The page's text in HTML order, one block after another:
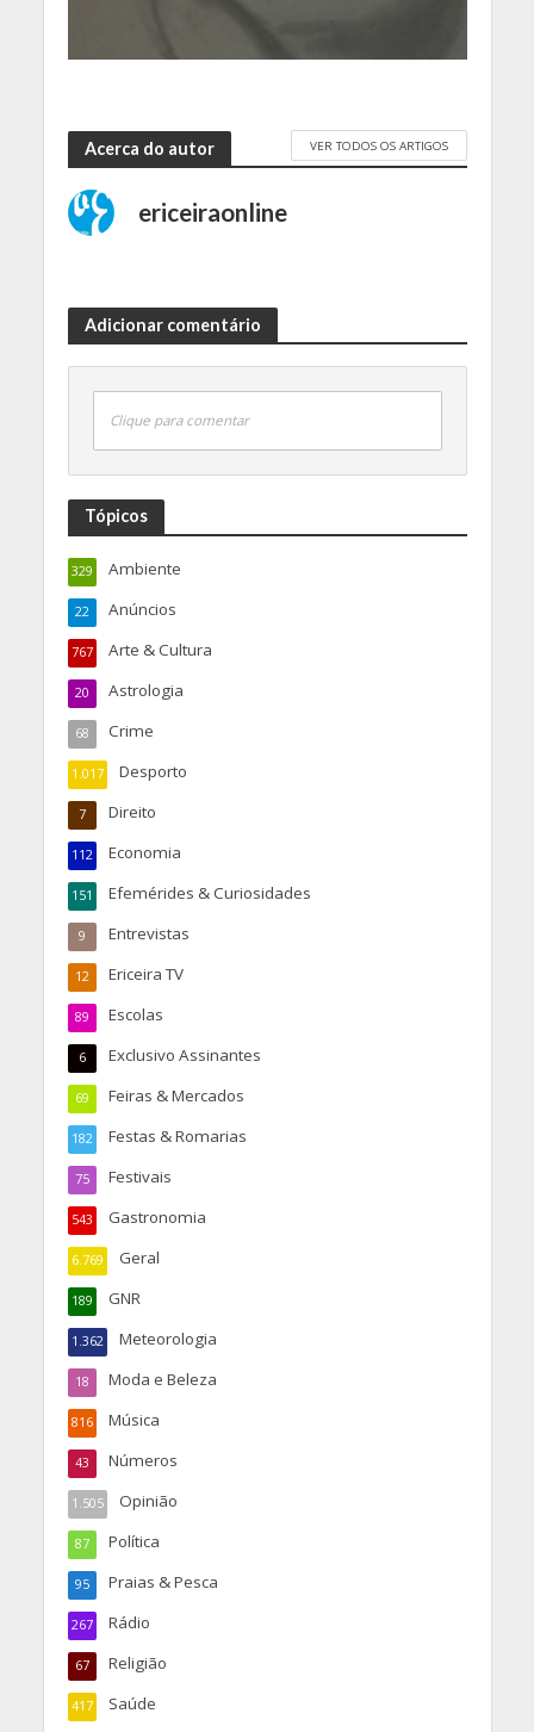
Acerca do autor VER TODOS OS ARTIGOS
ericeiraonline
Adicionar comentário
Clique para comentar
Tópicos
Ambiente
329
Anúncios
22
Arte & Cultura
767
Astrologia
20
Crime
68
Desporto
1.017
Direito
7
Economia
112
Efemérides & Curiosidades
151
Entrevistas
9
Ericeira TV
12
Escolas
89
Exclusivo Assinantes
6
Feiras & Mercados
69
Festas & Romarias
182
Festivais
75
Gastronomia
543
Geral
6.769
GNR
189
Meteorologia
1.362
Moda e Beleza
18
Música
816
Números
43
Opinião
1.505
Política
87
Praias & Pesca
95
Rádio
267
Religião
67
Saúde
417